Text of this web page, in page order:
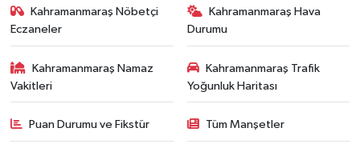
Kahramanmaraş Nöbetçi
Eczaneler
Kahramanmaraş Hava
Durumu
Kahramanmaraş Namaz
Vakitleri
Kahramanmaraş Trafik
Yoğunluk Haritası
Puan Durumu ve Fikstür Tüm Manşetler